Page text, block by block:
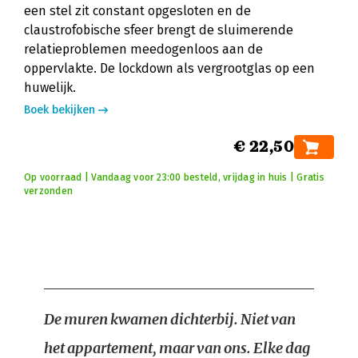
een stel zit constant opgesloten en de
claustrofobische sfeer brengt de sluimerende
relatieproblemen meedogenloos aan de
oppervlakte. De lockdown als vergrootglas op een
huwelijk.
Boek bekijken
€ 22,50
Op voorraad | Vandaag voor 23:00 besteld, vrijdag in huis | Gratis
verzonden
De muren kwamen dichterbij. Niet van
het appartement, maar van ons. Elke dag